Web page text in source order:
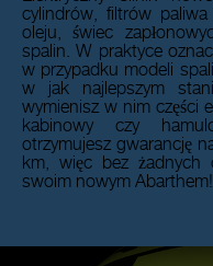
cylindrów, filtrów
oleju, świec
spalin. W praktyce
w przypadku modeli
w jak najlepszym
wymienisz w nim części
kabinowy czy
otrzymujesz gwarancję
km, więc bez żadnych
swoim nowym Abarthem!